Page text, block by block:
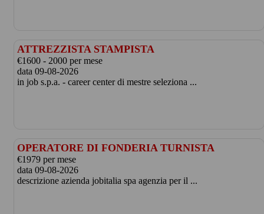
ATTREZZISTA STAMPISTA
€1600 - 2000 per mese
data 09-08-2026
in job s.p.a. - career center di mestre seleziona ...
OPERATORE DI FONDERIA TURNISTA
€1979 per mese
data 09-08-2026
descrizione azienda jobitalia spa agenzia per il ...